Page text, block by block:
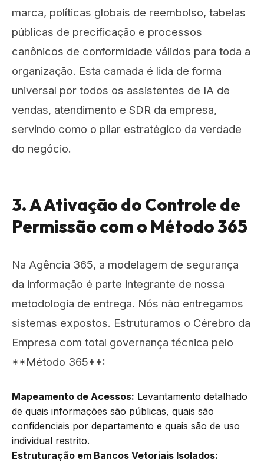
marca, políticas globais de reembolso, tabelas
públicas de precificação e processos
canônicos de conformidade válidos para toda a
organização. Esta camada é lida de forma
universal por todos os assistentes de IA de
vendas, atendimento e SDR da empresa,
servindo como o pilar estratégico da verdade
do negócio.
3. A Ativação do Controle de
Permissão com o Método 365
Na Agência 365, a modelagem de segurança
da informação é parte integrante de nossa
metodologia de entrega. Nós não entregamos
sistemas expostos. Estruturamos o Cérebro da
Empresa com total governança técnica pelo
**Método 365**:
Mapeamento de Acessos: Levantamento detalhado
de quais informações são públicas, quais são
confidenciais por departamento e quais são de uso
individual restrito.
Estruturação em Bancos Vetoriais Isolados: